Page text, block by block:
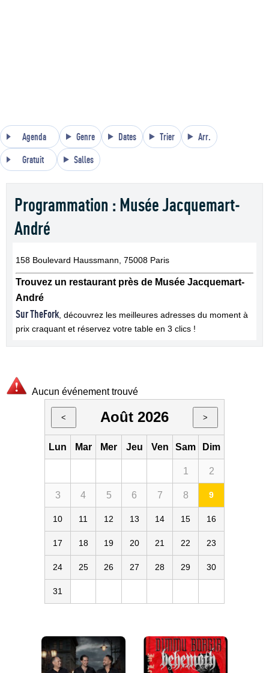
Agenda Genre Dates Trier Arr.
Gratuit Salles
Programmation : Musée Jacquemart-
André
158 Boulevard Haussmann, 75008 Paris
Trouvez un restaurant près de Musée Jacquemart-
André
Sur TheFork , découvrez les meilleures adresses du moment à
prix craquant et réservez votre table en 3 clics !
Aucun événement trouvé
< Août 2026 >
Lun Mar Mer Jeu Ven Sam Dim
1 2
3 4 5 6 7 8 9
10 11 12 13 14 15 16
17 18 19 20 21 22 23
24 25 26 27 28 29 30
31